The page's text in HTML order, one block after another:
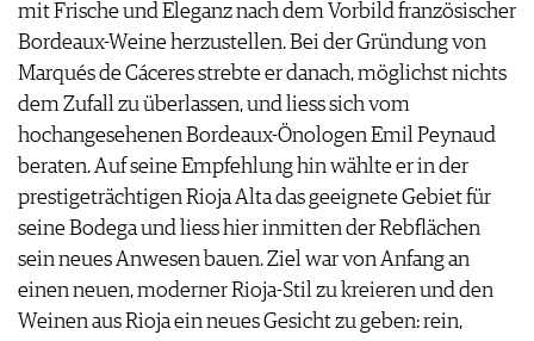
mit Frische und Eleganz nach dem Vorbild französischer
Bordeaux-Weine herzustellen. Bei der Gründung von
Marqués de Cáceres strebte er danach, möglichst nichts
dem Zufall zu überlassen, und liess sich vom
hochangesehenen Bordeaux-Önologen Emil Peynaud
beraten. Auf seine Empfehlung hin wählte er in der
prestigeträchtigen Rioja Alta das geeignete Gebiet für
seine Bodega und liess hier inmitten der Rebflächen
sein neues Anwesen bauen. Ziel war von Anfang an
einen neuen, moderner Rioja-Stil zu kreieren und den
Weinen aus Rioja ein neues Gesicht zu geben: rein,